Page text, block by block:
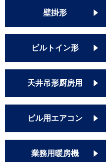
壁掛形
ビルトイン形
天井吊形厨房用
ビル用エアコン
業務用暖房機